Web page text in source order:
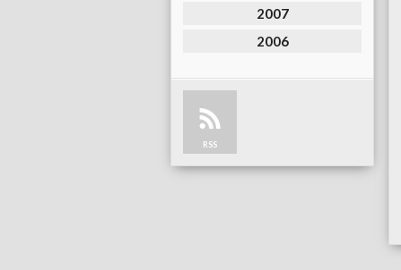
2007
2006
RSS